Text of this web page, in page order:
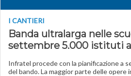
I CANTIERI
Banda ultralarga nelle
settembre 5.000 istituti a
Infratel procede con la pianificazione a
del bando. La maggior parte delle opere